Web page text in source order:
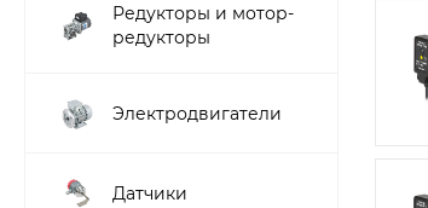
Редукторы и мотор-
редукторы
Электродвигатели
Датчики